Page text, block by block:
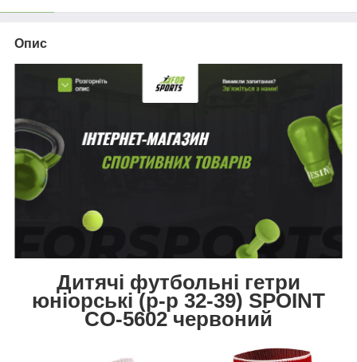
Опис
Дитячі футбольні гетри
юніорські (р-р 32-39) SPOINT
CO-5602 червоний